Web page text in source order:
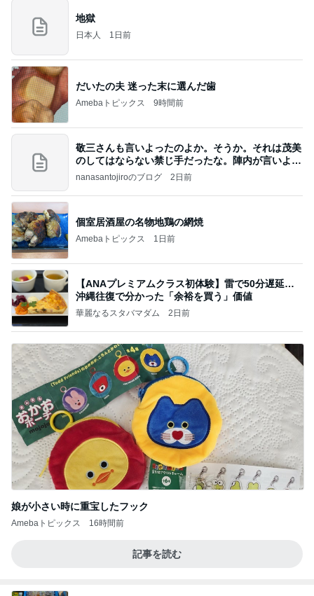
地獄
日本人 1日前
だいたの夫 迷った末に選んだ歯
Amebaトピックス 9時間前
敬三さんも言いよったのよか。そうか。それは茂美
のしてはならない禁じ手だったな。陣内が言いよる
のよ
nanasantojiroのブログ 2日前
個室居酒屋の名物地鶏の網焼
Amebaトピックス 1日前
【ANAプレミアムクラス初体験】雷で50分遅延…
沖縄往復で分かった「余裕を買う」価値
華麗なるスタバマダム 2日前
娘が小さい時に重宝したフック
Amebaトピックス 16時間前
記事を読む